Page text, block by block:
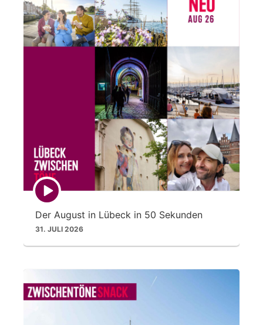
Episode
play
icon
Der August in Lübeck in 50 Sekunden
31. JULI 2026